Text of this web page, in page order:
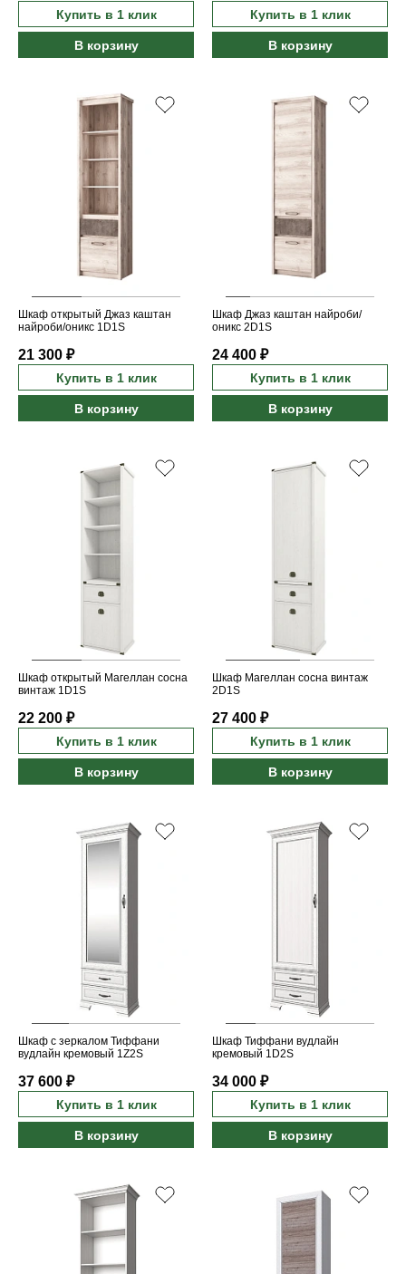
Купить в 1 клик
В корзину
Купить в 1 клик
В корзину
Шкаф открытый Джаз каштан
найроби/оникс 1D1S
21 300 ₽
Купить в 1 клик
В корзину
Шкаф Джаз каштан найроби/
оникс 2D1S
24 400 ₽
Купить в 1 клик
В корзину
Шкаф открытый Магеллан сосна
винтаж 1D1S
22 200 ₽
Купить в 1 клик
В корзину
Шкаф Магеллан сосна винтаж
2D1S
27 400 ₽
Купить в 1 клик
В корзину
Шкаф с зеркалом Тиффани
вудлайн кремовый 1Z2S
37 600 ₽
Купить в 1 клик
В корзину
Шкаф Тиффани вудлайн
кремовый 1D2S
34 000 ₽
Купить в 1 клик
В корзину